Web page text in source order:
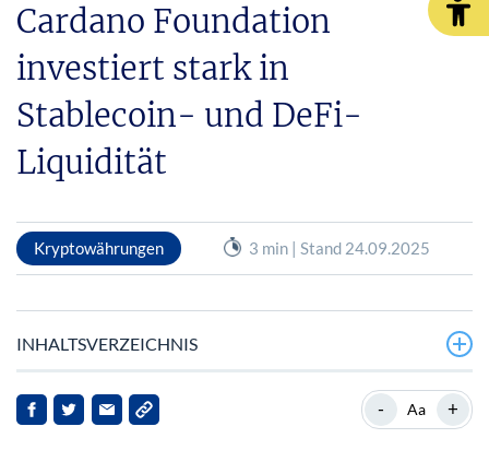
Cardano Foundation
investiert stark in
Stablecoin- und DeFi-
Liquidität
Kryptowährungen 3 min | Stand 24.09.2025
INHALTSVERZEICHNIS
- Aa +